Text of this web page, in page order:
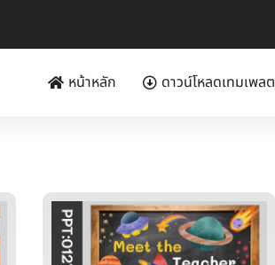
หน้าหลัก ดาวน์โหลดเทมเพลต